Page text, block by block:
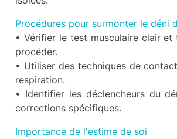
Procédures pour surmonter le déni
• Vérifier le test musculaire clair
procéder.
• Utiliser des techniques de
respiration.
• Identifier les déclencheurs du
corrections spécifiques.
Importance de l'estime de soi